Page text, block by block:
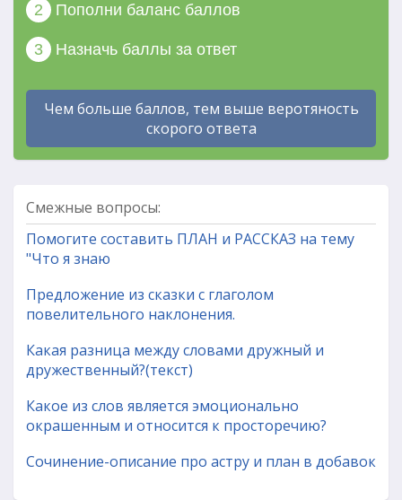
2 Пополни баланс баллов
3 Назначь баллы за ответ
Чем больше баллов, тем выше веротяность
скорого ответа
Смежные вопросы:
Помогите составить ПЛАН и РАССКАЗ на тему
"Что я знаю
Предложение из сказки с глаголом
повелительного наклонения.
Какая разница между словами дружный и
дружественный?(текст)
Какое из слов является эмоционально
окрашенным и относится к просторечию?
Сочинение-описание про астру и план в добавок